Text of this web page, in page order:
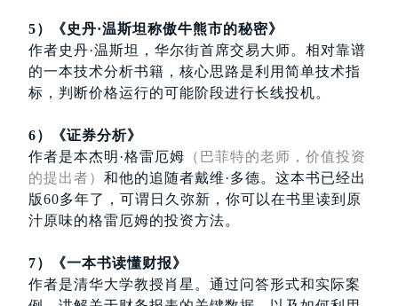
5）《史丹·温斯坦称傲牛熊市的秘密》
作者史丹·温斯坦，华尔街首席交易大师。相对靠谱
的一本技术分析书籍，核心思路是利用简单技术指
标，判断价格运行的可能阶段进行长线投机。
6）《证券分析》
作者是本杰明·格雷厄姆 （巴菲特的老师，价值投资
的提出者） 和他的追随者戴维·多德。这本书已经出
版60多年了，可谓日久弥新，你可以在书里读到原
汁原味的格雷厄姆的投资方法。
7）《一本书读懂财报》
作者是清华大学教授肖星。通过问答形式和实际案